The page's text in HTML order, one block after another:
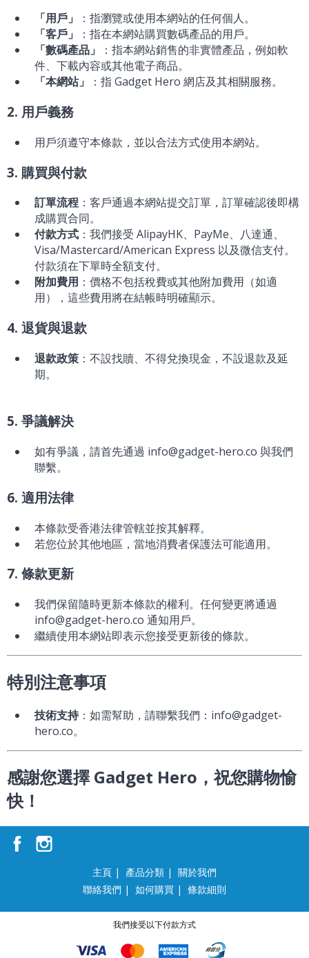
「用戶」
：指瀏覽或使用本網站的任何個人。
「客戶」
：指在本網站購買數碼產品的用戶。
「數碼產品」
：指本網站銷售的非實體產品，例如軟
件、下載內容或其他電子商品。
「本網站」
：指 Gadget Hero 網店及其相關服務。
2. 用戶義務
用戶須遵守本條款，並以合法方式使用本網站。
3. 購買與付款
訂單流程 ：客戶通過本網站提交訂單，訂單確認後即構
成購買合同。
付款方式 ：我們接受 AlipayHK、PayMe、八達通、
Visa/Mastercard/American Express 以及微信支付。
付款須在下單時全額支付。
附加費用 ：價格不包括稅費或其他附加費用（如適
用），這些費用將在結帳時明確顯示。
4. 退貨與退款
退款政策 ：不設找贖、不得兌換現金，不設退款及延
期。
5. 爭議解決
如有爭議，請首先通過 info@gadget-hero.co 與我們
聯繫。
6. 適用法律
本條款受香港法律管轄並按其解釋。
若您位於其他地區，當地消費者保護法可能適用。
7. 條款更新
我們保留隨時更新本條款的權利。任何變更將通過
info@gadget-hero.co 通知用戶。
繼續使用本網站即表示您接受更新後的條款。
特別注意事項
技術支持：如需幫助，請聯繫我們：info@gadget-
hero.co。
感謝您選擇 Gadget Hero，祝您購物愉
快！
主頁 | 產品分類 | 關於我們
聯絡我們 | 如何購買 | 條款細則
我們接受以下付款方式